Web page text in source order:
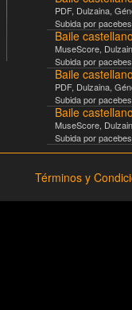
PDF, Dulzaina ,
Subida porpacebes
Baile
MuseScore
Subida porpacebes
Baile
PDF, Dulzaina ,
Subida porpacebes
Baile
MuseScore
Subida porpacebes
Términos y